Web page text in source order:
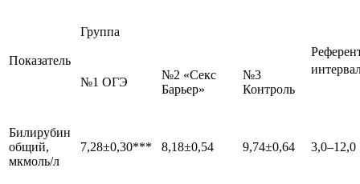
Показатель
Группа
№1 ОГЭ
№2 «Секс
Барьер»
№3
Контроль
Билирубин
общий,
мкмоль/л
7,28±0,30*** 8,18±0,54 9,74±0,64 3,0–12,0